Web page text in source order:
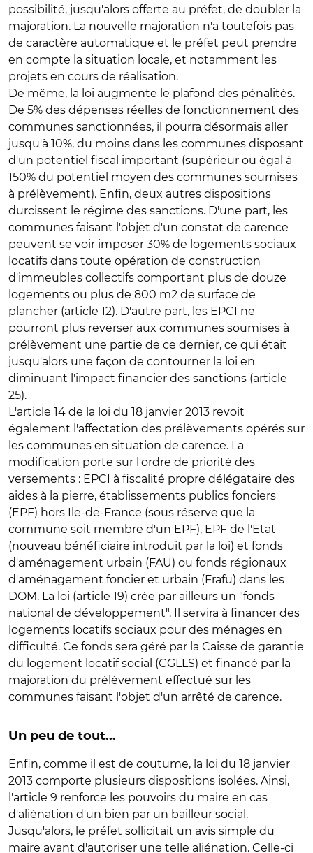
possibilité, jusqu'alors offerte au préfet, de doubler la
majoration. La nouvelle majoration n'a toutefois pas
de caractère automatique et le préfet peut prendre
en compte la situation locale, et notamment les
projets en cours de réalisation.
De même, la loi augmente le plafond des pénalités.
De 5% des dépenses réelles de fonctionnement des
communes sanctionnées, il pourra désormais aller
jusqu'à 10%, du moins dans les communes disposant
d'un potentiel fiscal important (supérieur ou égal à
150% du potentiel moyen des communes soumises
à prélèvement). Enfin, deux autres dispositions
durcissent le régime des sanctions. D'une part, les
communes faisant l'objet d'un constat de carence
peuvent se voir imposer 30% de logements sociaux
locatifs dans toute opération de construction
d'immeubles collectifs comportant plus de douze
logements ou plus de 800 m2 de surface de
plancher (article 12). D'autre part, les EPCI ne
pourront plus reverser aux communes soumises à
prélèvement une partie de ce dernier, ce qui était
jusqu'alors une façon de contourner la loi en
diminuant l'impact financier des sanctions (article
25).
L'article 14 de la loi du 18 janvier 2013 revoit
également l'affectation des prélèvements opérés sur
les communes en situation de carence. La
modification porte sur l'ordre de priorité des
versements : EPCI à fiscalité propre délégataire des
aides à la pierre, établissements publics fonciers
(EPF) hors Ile-de-France (sous réserve que la
commune soit membre d'un EPF), EPF de l'Etat
(nouveau bénéficiaire introduit par la loi) et fonds
d'aménagement urbain (FAU) ou fonds régionaux
d'aménagement foncier et urbain (Frafu) dans les
DOM. La loi (article 19) crée par ailleurs un "fonds
national de développement". Il servira à financer des
logements locatifs sociaux pour des ménages en
difficulté. Ce fonds sera géré par la Caisse de garantie
du logement locatif social (CGLLS) et financé par la
majoration du prélèvement effectué sur les
communes faisant l'objet d'un arrêté de carence.
Un peu de tout...
Enfin, comme il est de coutume, la loi du 18 janvier
2013 comporte plusieurs dispositions isolées. Ainsi,
l'article 9 renforce les pouvoirs du maire en cas
d'aliénation d'un bien par un bailleur social.
Jusqu'alors, le préfet sollicitait un avis simple du
maire avant d'autoriser une telle aliénation. Celle-ci